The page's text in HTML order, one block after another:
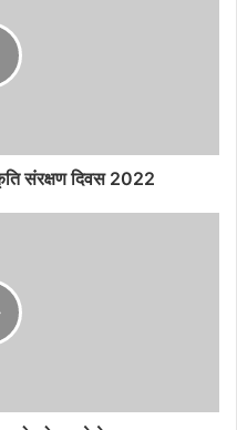
संरक्षण दिवस 2022